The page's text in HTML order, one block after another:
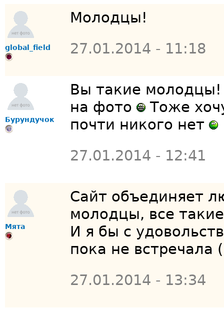
global_field
Молодцы!
27.01.2014 - 11:18
Бурундучок
Вы такие молодцы!
на фото
Тоже
почти никого нет
27.01.2014 - 12:41
Мята
Сайт объединяет
молодцы, все
И я бы с
пока не встречала (
27.01.2014 - 13:34